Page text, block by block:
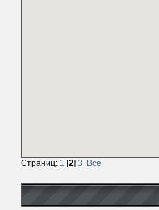
Страниц: 1 [2] 3 Все